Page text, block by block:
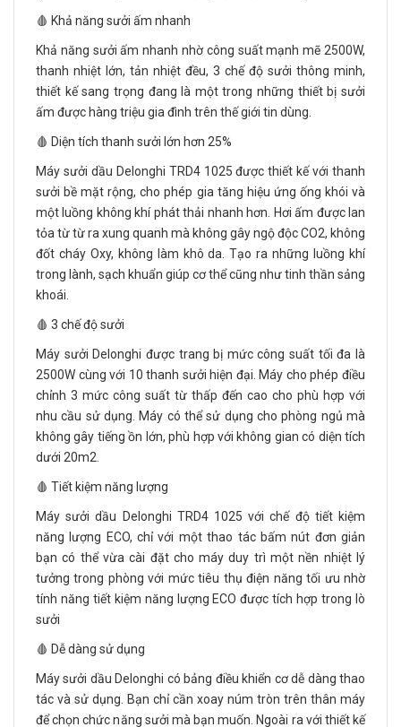
🩸 Khả năng sưởi ấm nhanh
Khả năng sưởi ấm nhanh nhờ công suất mạnh mẽ 2500W,
thanh nhiệt lớn, tản nhiệt đều, 3 chế độ sưởi thông minh,
thiết kế sang trọng đang là một trong những thiết bị sưởi
ấm được hàng triệu gia đình trên thế giới tin dùng.
🩸 Diện tích thanh sưởi lớn hơn 25%
Máy sưởi dầu Delonghi TRD4 1025 được thiết kế với thanh
sưởi bề mặt rộng, cho phép gia tăng hiệu ứng ống khói và
một luồng không khí phát thải nhanh hơn. Hơi ấm được lan
tỏa từ từ ra xung quanh mà không gây ngộ độc CO2, không
đốt cháy Oxy, không làm khô da. Tạo ra những luồng khí
trong lành, sạch khuẩn giúp cơ thể cũng như tinh thần sảng
khoái.
🩸 3 chế độ sưởi
Máy sưởi Delonghi được trang bị mức công suất tối đa là
2500W cùng với 10 thanh sưởi hiện đại. Máy cho phép điều
chỉnh 3 mức công suất từ thấp đến cao cho phù hợp với
nhu cầu sử dụng. Máy có thể sử dụng cho phòng ngủ mà
không gây tiếng ồn lớn, phù hợp với không gian có diện tích
dưới 20m2.
🩸 Tiết kiệm năng lượng
Máy sưởi dầu Delonghi TRD4 1025 với chế độ tiết kiệm
năng lượng ECO, chỉ với một thao tác bấm nút đơn giản
bạn có thể vừa cài đặt cho máy duy trì một nền nhiệt lý
tưởng trong phòng với mức tiêu thụ điện năng tối ưu nhờ
tính năng tiết kiệm năng lượng ECO được tích hợp trong lò
sưởi
🩸 Dễ dàng sử dụng
Máy sưởi dầu Delonghi có bảng điều khiển cơ dễ dàng thao
tác và sử dụng. Bạn chỉ cần xoay núm tròn trên thân máy
để chọn chức năng sưởi mà bạn muốn. Ngoài ra với thiết kế